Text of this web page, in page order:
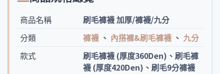
商品名稱
刷毛褲襪 加厚/褲襪/九分
分類
褲襪 、 內搭褲&刷毛褲襪 、 九分
款式
刷毛褲襪 (厚度360Den)、刷毛褲
襪 (厚度420Den)、刷毛9分褲襪